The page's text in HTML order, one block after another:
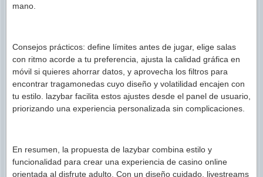
mano.
Consejos prácticos: define límites antes de jugar, elige salas
con ritmo acorde a tu preferencia, ajusta la calidad gráfica en
móvil si quieres ahorrar datos, y aprovecha los filtros para
encontrar tragamonedas cuyo diseño y volatilidad encajen con
tu estilo. lazybar facilita estos ajustes desde el panel de usuario,
priorizando una experiencia personalizada sin complicaciones.
En resumen, la propuesta de lazybar combina estilo y
funcionalidad para crear una experiencia de casino online
orientada al disfrute adulto. Con un diseño cuidado, livestreams